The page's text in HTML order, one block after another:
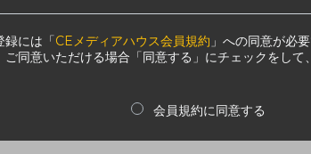
録には「CEメディアハウス会員規約 」への同意が必
ご同意いただける場合「同意する」にチェックをして
会員規約に同意する